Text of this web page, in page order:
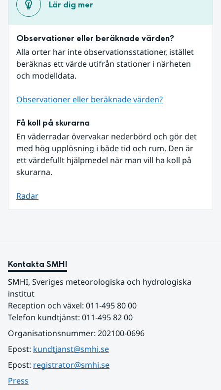
Lär dig mer
Observationer eller beräknade värden?
Alla orter har inte observationsstationer, istället
beräknas ett värde utifrån stationer i närheten
och modelldata.
Observationer eller beräknade värden?
Få koll på skurarna
En väderradar övervakar nederbörd och gör det
med hög upplösning i både tid och rum. Den är
ett värdefullt hjälpmedel när man vill ha koll på
skurarna.
Radar
Kontakta SMHI
SMHI, Sveriges meteorologiska och hydrologiska
institut
Reception och växel: 011-495 80 00
Telefon kundtjänst: 011-495 82 00
Organisationsnummer: 202100-0696
Epost: kundtjanst@smhi.se
Epost: registrator@smhi.se
Press